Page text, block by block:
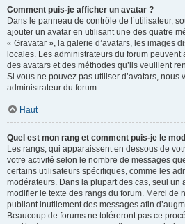
Comment puis-je afficher un avatar ?
Dans le panneau de contrôle de l’utilisateur,
ajouter un avatar en utilisant une des quatre
« Gravatar », la galerie d’avatars, les images
locales. Les administrateurs du forum
des avatars et des méthodes qu’ils veuillent
Si vous ne pouvez pas utiliser d’avatars, nous
administrateur du forum.
Haut
Quel est mon rang et comment puis-je le
Les rangs, qui apparaissent en dessous de
votre activité selon le nombre de messages
certains utilisateurs spécifiques, comme les
modérateurs. Dans la plupart des cas, seul un
modifier le texte des rangs du forum. Merci de
publiant inutilement des messages afin
Beaucoup de forums ne toléreront pas ce